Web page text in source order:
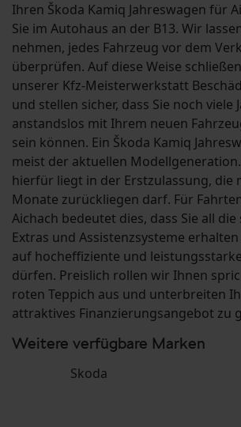
Ihren Škoda Kamiq Jahreswagen für
Sie im Autohaus an der B13. Wir
nehmen, jedes Fahrzeug vor dem
überprüfen. Auf diese Weise
unserer Kfz-Meisterwerkstatt
und stellen sicher, dass Sie noch viele
anstandslos mit Ihrem neuen
sein können. Ein Škoda Kamiq
meist der aktuellen
hierfür liegt in der Erstzulassung, die
Monate zurückliegen darf. Für
Aichach bedeutet dies, dass Sie all
Extras und Assistenzsysteme
auf hocheffiziente und
dürfen. Preislich rollen wir Ihnen
roten Teppich aus und unterbreiten
attraktives Finanzierungsangebot zu
Weitere verfügbare Marken
Skoda